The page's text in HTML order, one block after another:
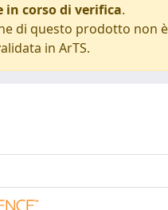
in corso di verifica.
di questo prodotto non è
in ArTS.